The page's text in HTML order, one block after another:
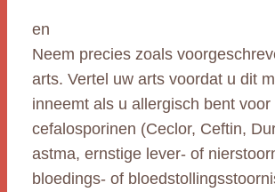
en
Neem precies zoals
arts. Vertel uw arts voordat u dit
inneemt als u allergisch bent voor
cefalosporinen (Ceclor, Ceftin,
astma, ernstige lever- of
bloedings- of